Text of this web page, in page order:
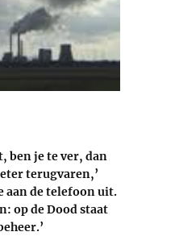
ben je te ver, dan
terugvaren,’
aan de telefoon uit.
op de Dood staat